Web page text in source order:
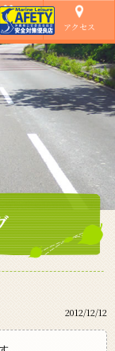
の方へ アクセス
2012/12/12